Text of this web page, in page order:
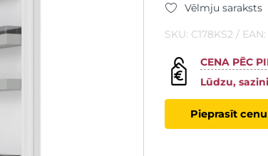
Vēlmju saraksts
SKU: C178KS2 / EAN:
CENA PĒC
Lūdzu,
Pieprasīt cenu